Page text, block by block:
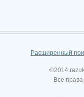
Расширенный
©2014
Все